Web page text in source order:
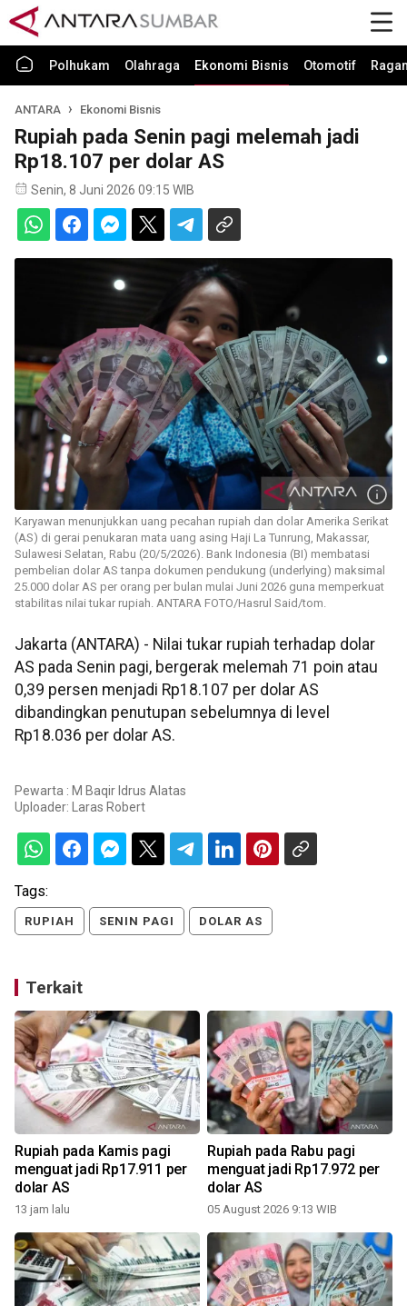
Polhukam Olahraga Ekonomi Bisnis Otomotif
ANTARA Ekonomi Bisnis
Rupiah pada Senin pagi melemah jadi
Rp18.107 per dolar AS
Senin, 8 Juni 2026 09:15 WIB
Karyawan menunjukkan uang pecahan rupiah dan dolar Amerika Serikat
(AS) di gerai penukaran mata uang asing Haji La Tunrung, Makassar,
Sulawesi Selatan, Rabu (20/5/2026). Bank Indonesia (BI) membatasi
pembelian dolar AS tanpa dokumen pendukung (underlying) maksimal
25.000 dolar AS per orang per bulan mulai Juni 2026 guna memperkuat
stabilitas nilai tukar rupiah. ANTARA FOTO/Hasrul Said/tom.
Jakarta (ANTARA) - Nilai tukar rupiah terhadap dolar
AS pada Senin pagi, bergerak melemah 71 poin atau
0,39 persen menjadi Rp18.107 per dolar AS
dibandingkan penutupan sebelumnya di level
Rp18.036 per dolar AS.
Pewarta : M Baqir Idrus Alatas
Uploader:
Laras Robert
Tags:
RUPIAH SENIN PAGI DOLAR AS
Terkait
Rupiah pada Kamis pagi
menguat jadi Rp17.911 per
dolar AS
13 jam lalu
Rupiah pada Rabu pagi
menguat jadi Rp17.972 per
dolar AS
05 August 2026 9:13 WIB